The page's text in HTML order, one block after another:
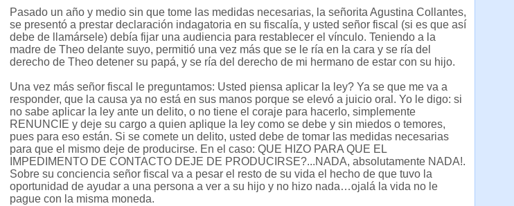
Pasado un año y medio sin que tome las medidas necesarias, la señorita Agustina Collantes,
se presentó a prestar declaración indagatoria en su fiscalía, y usted señor fiscal (si es que así
debe de llamársele) debía fijar una audiencia para restablecer el vínculo. Teniendo a la
madre de Theo delante suyo, permitió una vez más que se le ría en la cara y se ría del
derecho de Theo detener su papá, y se ría del derecho de mi hermano de estar con su hijo.
Una vez más señor fiscal le preguntamos: Usted piensa aplicar la ley? Ya se que me va a
responder, que la causa ya no está en sus manos porque se elevó a juicio oral. Yo le digo: si
no sabe aplicar la ley ante un delito, o no tiene el coraje para hacerlo, simplemente
RENUNCIE y deje su cargo a quien aplique la ley como se debe y sin miedos o temores,
pues para eso están. Si se comete un delito, usted debe de tomar las medidas necesarias
para que el mismo deje de producirse. En el caso: QUE HIZO PARA QUE EL
IMPEDIMENTO DE CONTACTO DEJE DE PRODUCIRSE?...NADA, absolutamente NADA!.
Sobre su conciencia señor fiscal va a pesar el resto de su vida el hecho de que tuvo la
oportunidad de ayudar a una persona a ver a su hijo y no hizo nada…ojalá la vida no le
pague con la misma moneda.